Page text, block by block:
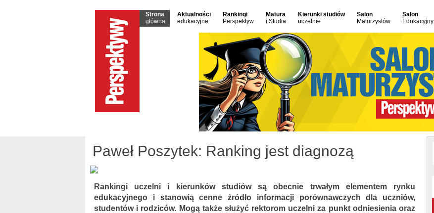
Strona
główna
Aktualności
edukacyjne
Rankingi
Perspektyw
Matura
i Studia
Kierunki studiów
uczelnie
Salon
Maturzystów
Salon
Edukacyjny
Paweł Poszytek: Ranking jest diagnozą
Rankingi uczelni i kierunków studiów są obecnie trwałym elementem rynku
edukacyjnego i stanowią cenne źródło informacji porównawczych dla uczniów,
studentów i rodziców. Mogą także służyć rektorom uczelni za punkt odniesienia oraz